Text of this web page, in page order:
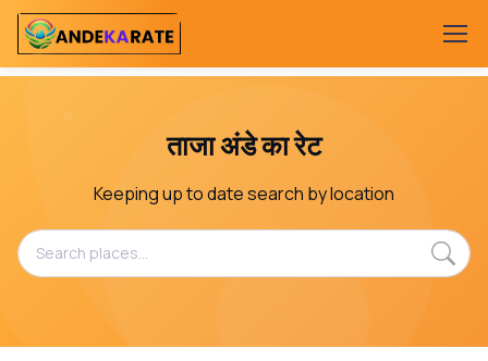
ताजा अंडे का रेट
Keeping up to date search by location